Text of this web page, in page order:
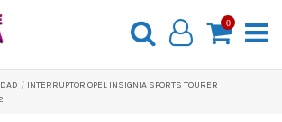
0
INTERRUPTOR OPEL INSIGNIA SPORTS TOURER